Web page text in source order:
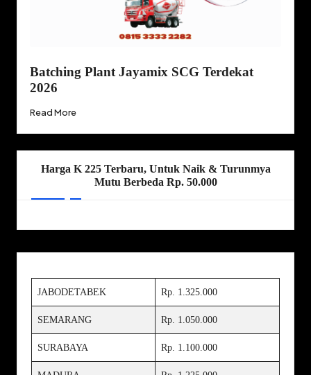
Batching Plant Jayamix SCG Terdekat
2026
Read More
Harga K 225 Terbaru, Untuk Naik & Turunmya
Mutu Berbeda Rp. 50.000
JABODETABEK Rp. 1.325.000
SEMARANG Rp. 1.050.000
SURABAYA Rp. 1.100.000